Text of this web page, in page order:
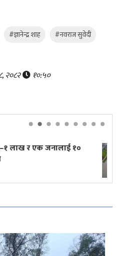
#ज्ञानेन्द्र शाह #नवराज सुवेदी
२०८२ १०:५०
त्रिपुरेश्वरमा तीव्र गतिमा बनिरहेको